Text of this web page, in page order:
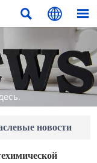
  
новости